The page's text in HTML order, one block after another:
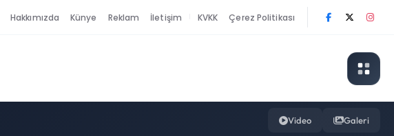
Hakkımızda Künye Reklam İletişim KVKK Çerez Politikası
Video Galeri